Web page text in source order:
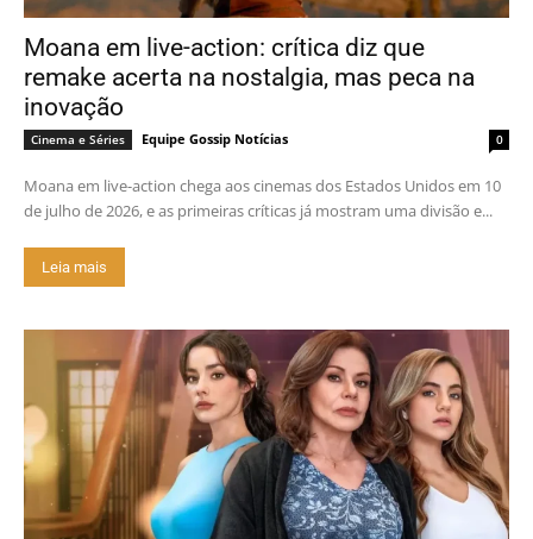
Moana em live-action: crítica diz que
remake acerta na nostalgia, mas peca na
inovação
Cinema e Séries Equipe Gossip Notícias 0
Moana em live-action chega aos cinemas dos Estados Unidos em 10
de julho de 2026, e as primeiras críticas já mostram uma divisão e...
Leia mais